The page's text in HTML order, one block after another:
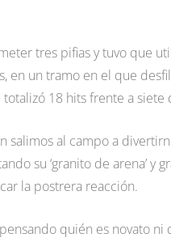
tres pifias y tuvo que
en un tramo en el que
18 hits frente a siete
salimos al campo a
su ‘granito de arena’ y
la postrera reacción.
quién es novato